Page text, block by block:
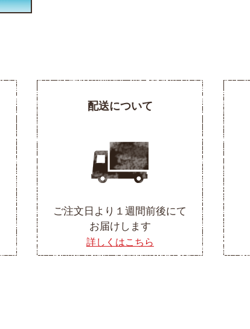
配送について
ご注文日より１週間前後にて
お届けします
詳しくはこちら